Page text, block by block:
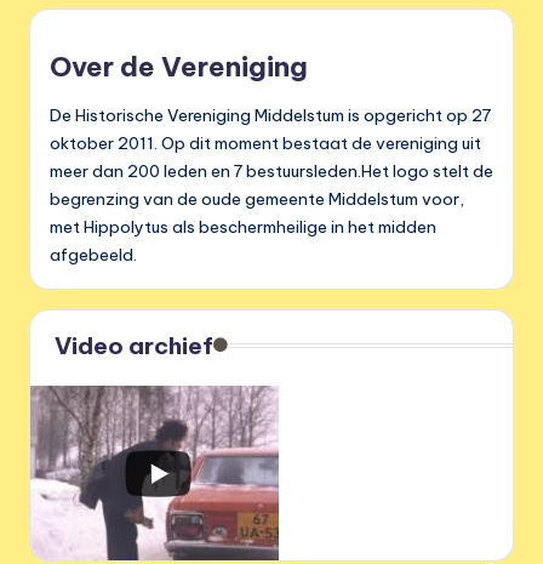
Over de Vereniging
De Historische Vereniging Middelstum is opgericht op 27
oktober 2011. Op dit moment bestaat de vereniging uit
meer dan 200 leden en 7 bestuursleden.Het logo stelt de
begrenzing van de oude gemeente Middelstum voor,
met Hippolytus als beschermheilige in het midden
afgebeeld.
Video archief